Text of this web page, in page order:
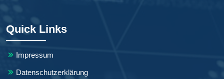
Quick Links
Impressum
Datenschutzerklärung